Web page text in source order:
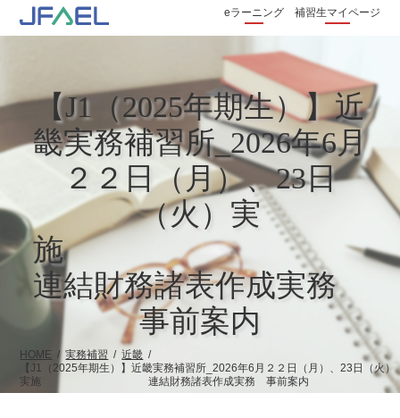
eラーニング 補習生マイページ
【J1（2025年期生）】近
畿実務補習所_2026年6月
２２日（月）、23日
（火）実
施
連結財務諸表作成実務
事前案内
HOME 実務補習
近畿
【J1（2025年期生）】近畿実務補習所_2026年6月２２日（月）、23日（火）
実施 連結財務諸表作成実務 事前案内